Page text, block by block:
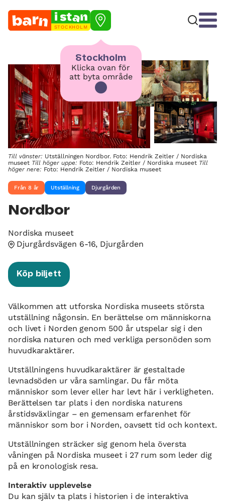
STOCKHOLM
Stockholm
Klicka ovan för
att byta område
Till vänster: Utställningen Nordbor. Foto: Hendrik Zeitler / Nordiska
museet Till höger uppe: Foto: Hendrik Zeitler / Nordiska museet Till
höger nere: Foto: Hendrik Zeitler / Nordiska museet
Från 8 år Utställning Djurgården
Nordbor
Nordiska museet
Djurgårdsvägen 6-16, Djurgården
Köp biljett
Välkommen att utforska Nordiska museets största
utställning någonsin. En berättelse om människorna
och livet i Norden genom 500 år utspelar sig i den
nordiska naturen och med verkliga personöden som
huvudkaraktärer.
Utställningens huvudkaraktärer är gestaltade
levnadsöden ur våra samlingar. Du får möta
människor som lever eller har levt här i verkligheten.
Berättelsen tar plats i den nordiska naturens
årstidsväxlingar – en gemensam erfarenhet för
människor som bor i Norden, oavsett tid och kontext.
Utställningen sträcker sig genom hela översta
våningen på Nordiska museet i 27 rum som leder dig
på en kronologisk resa.
Interaktiv upplevelse
Du kan själv ta plats i historien i de interaktiva